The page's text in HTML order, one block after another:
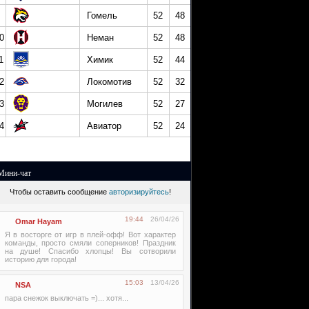
Гомель 52 48
Неман 52 48
Химик 52 44
Локомотив 52 32
Могилев 52 27
Авиатор 52 24
чат
Чтобы оставить сообщение авторизируйтесь!
Omar Hayam 26/04/26
19:44
Я в восторге от игр в плей-офф! Вот характер
команды, просто смяли соперников! Праздник
на душе! Спасибо хлопцы! Вы сотворили
историю для города!
NSA 13/04/26
15:03
пара снежок выключать =)... хотя...